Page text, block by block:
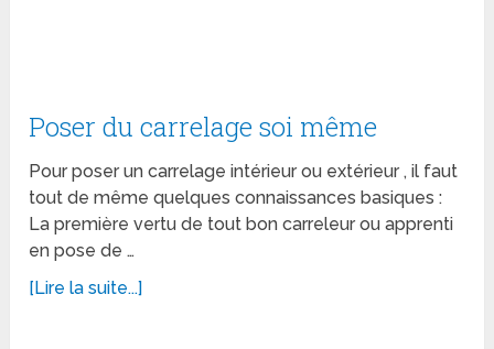
Poser du carrelage soi même
Pour poser un carrelage intérieur ou extérieur , il faut
tout de même quelques connaissances basiques :
La première vertu de tout bon carreleur ou apprenti
en pose de …
[Lire la suite...]